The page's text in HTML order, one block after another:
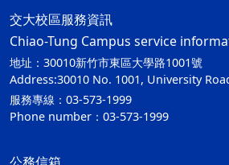
交大校區服務資訊
Chiao-Tung Campus service
地址：30010新竹市東區大學路1001號
Address:30010 No. 1001, University
服務專線：03-573-1999
Phone number：03-573-1999